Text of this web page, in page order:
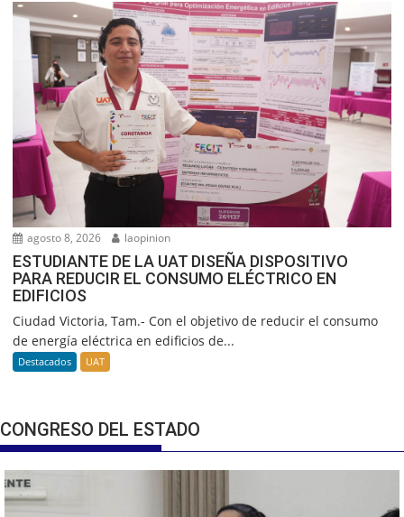
agosto 8, 2026 laopinion
ESTUDIANTE DE LA UAT DISEÑA DISPOSITIVO
PARA REDUCIR EL CONSUMO ELÉCTRICO EN
EDIFICIOS
Ciudad Victoria, Tam.- Con el objetivo de reducir el consumo
de energía eléctrica en edificios de...
Destacados UAT
CONGRESO DEL ESTADO